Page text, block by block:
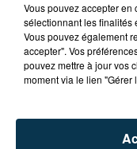
Tournoi mixte.
Entrée gratuite.
Vous pouvez accepter en
sélectionnant les finalités
Vous pouvez également
accepter". Vos
pouvez mettre à jour vos
moment via le lien "Gérer